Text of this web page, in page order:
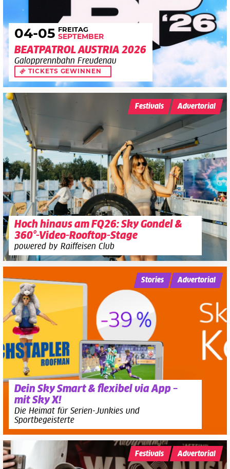
04-05 FREITAG
SEPTEMBER
BEATPATROL AUSTRIA 2026
Galopprennbahn Freudenau
TICKETS GEWINNEN
Hoch hinaus am FQ26: Sky Gondel &
360°-Video-Rooftop-Stage
powered by Raiffeisen Club
Festivals Advertorial
Dein Sky Smart & flexibel via App –
mit Sky X!
Die Heimat für Serien-Junkies und
Sportbegeisterte
Stories Advertorial
Festivals Advertorial